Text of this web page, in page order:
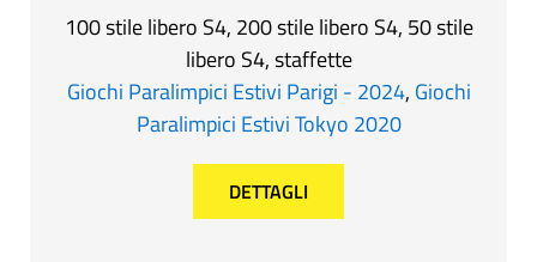
100 stile libero S4, 200 stile libero S4, 50 stile
libero S4, staffette
Giochi Paralimpici Estivi Parigi - 2024, Giochi
Paralimpici Estivi Tokyo 2020
DETTAGLI